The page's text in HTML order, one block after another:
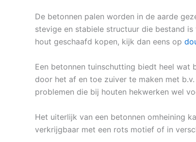
De betonnen palen worden in de aarde
stevige en stabiele structuur die bestand
hout geschaafd kopen, kijk dan eens op
Een betonnen tuinschutting biedt heel wat
door het af en toe zuiver te maken met
problemen die bij houten hekwerken wel
Het uiterlijk van een betonnen omheining
verkrijgbaar met een rots motief of in